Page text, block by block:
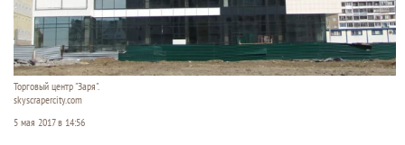
Торговый центр "Заря".
skyscrapercity.com
5 мая 2017 в 14:56